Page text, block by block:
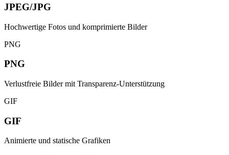
JPEG/JPG
Hochwertige Fotos und komprimierte Bilder
PNG
PNG
Verlustfreie Bilder mit Transparenz-Unterstützung
GIF
GIF
Animierte und statische Grafiken